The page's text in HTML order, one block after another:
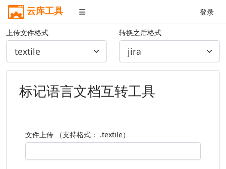
云库工具 登录
上传文件格式 转换之后格式
标记语言文档互转工具
文件上传 （支持格式： .textile）